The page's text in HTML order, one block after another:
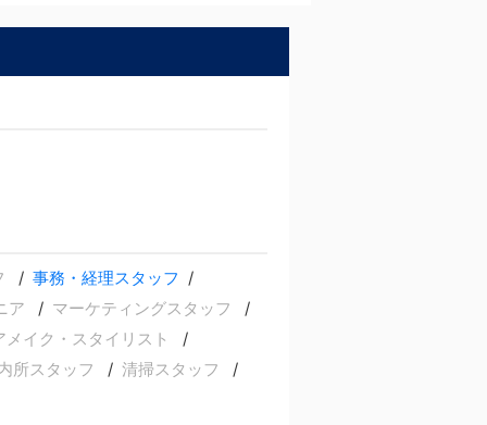
事務・経理スタッフ
ア
マーケティングスタッフ
メイク・スタイリスト
所スタッフ
清掃スタッフ